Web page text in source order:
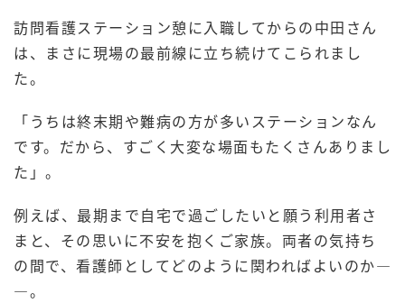
訪問看護ステーション憩に入職してからの中田さん
は、まさに現場の最前線に立ち続けてこられまし
た。
「うちは終末期や難病の方が多いステーションなん
です。だから、すごく大変な場面もたくさんありまし
た」。
例えば、最期まで自宅で過ごしたいと願う利用者さ
まと、その思いに不安を抱くご家族。両者の気持ち
の間で、看護師としてどのように関わればよいのか―
―。